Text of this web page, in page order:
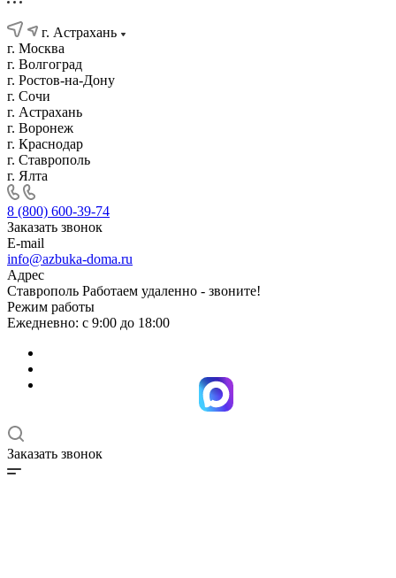
г. Астрахань
г. Москва
г. Волгоград
г. Ростов-на-Дону
г. Сочи
г. Астрахань
г. Воронеж
г. Краснодар
г. Ставрополь
г. Ялта
8 (800) 600-39-74
Заказать звонок
E-mail
info@azbuka-doma.ru
Адрес
Ставрополь Работаем удаленно - звоните!
Режим работы
Ежедневно: с 9:00 до 18:00
Заказать звонок